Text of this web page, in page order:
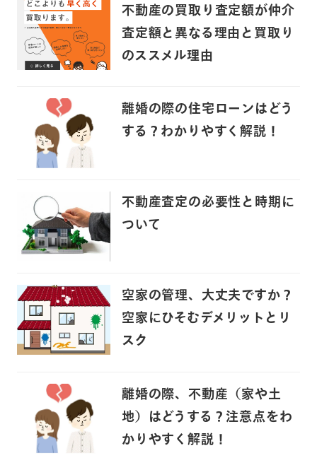
不動産の買取り査定額が仲介
査定額と異なる理由と買取り
のススメル理由
離婚の際の住宅ローンはどう
する？わかりやすく解説！
不動産査定の必要性と時期に
ついて
空家の管理、大丈夫ですか？
空家にひそむデメリットとリ
スク
離婚の際、不動産（家や土
地）はどうする？注意点をわ
かりやすく解説！